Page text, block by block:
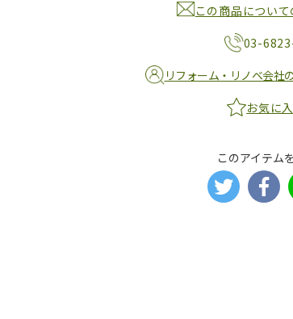
この商品につい
03-
リフォーム・リノベ会社
お気に
このアイテム